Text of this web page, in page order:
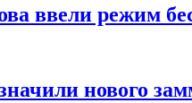
ввели режим
нового